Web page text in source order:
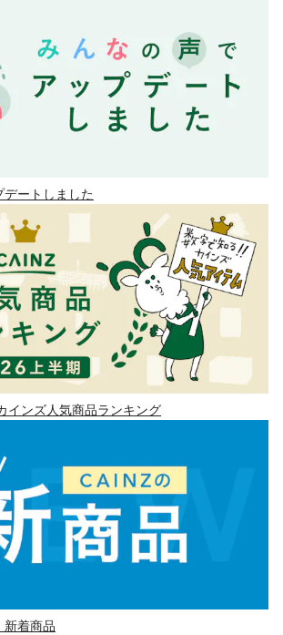
ートしました
インズ人気商品ランキング
新着商品